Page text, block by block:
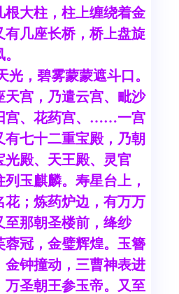
根大柱，柱上缠绕着金
有几座长桥，桥上盘旋
，碧雾蒙蒙遮斗口。
天宫，乃遣云宫、毗沙
宫、花药宫、……一宫
七十二重宝殿，乃朝
光殿、天王殿、灵官
玉麒麟。寿星台上，
花；炼药炉边，有万万
至那朝圣楼前，绛纱
蓉冠，金璧辉煌。玉簪
金钟撞动，三曹神表进
万圣朝王参玉帝。又至